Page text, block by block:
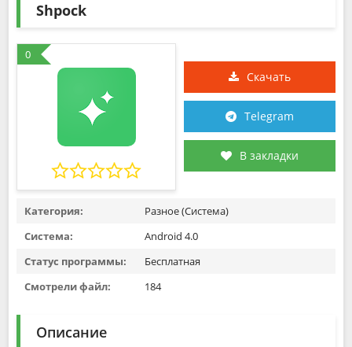
Shpock
0
Скачать
Telegram
В закладки
Категория:
Разное (Система)
Система:
Android 4.0
Статус программы:
Бесплатная
Смотрели файл:
184
Описание